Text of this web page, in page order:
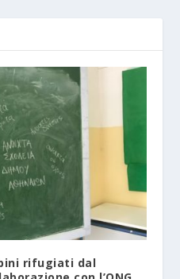
rifugiati dal